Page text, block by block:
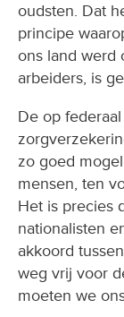
oudsten. Dat
principe
ons land werd
arbeiders, is
De op
zo goed
mensen, ten
Het is precies
nationalisten
akkoord
weg vrij voor
moeten we